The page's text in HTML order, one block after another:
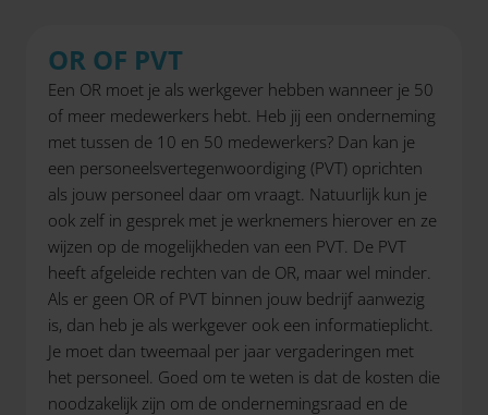
OR OF PVT
Een OR moet je als werkgever hebben wanneer je 50
of meer medewerkers hebt. Heb jij een onderneming
met tussen de 10 en 50 medewerkers? Dan kan je
een personeelsvertegenwoordiging (PVT) oprichten
als jouw personeel daar om vraagt. Natuurlijk kun je
ook zelf in gesprek met je werknemers hierover en ze
wijzen op de mogelijkheden van een PVT. De PVT
heeft afgeleide rechten van de OR, maar wel minder.
Als er geen OR of PVT binnen jouw bedrijf aanwezig
is, dan heb je als werkgever ook een informatieplicht.
Je moet dan tweemaal per jaar vergaderingen met
het personeel. Goed om te weten is dat de kosten die
noodzakelijk zijn om de ondernemingsraad en de